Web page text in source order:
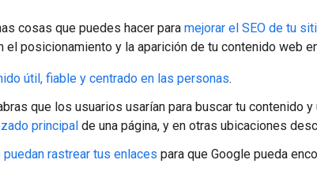
cosas que puedes hacer para mejorar el SEO de tu
el posicionamiento y la aparición de tu contenido web
útil, fiable y centrado en las personas.
que los usuarios usarían para buscar tu
principal de una página, y en otras ubicaciones
puedan rastrear tus enlaces para que Google pueda